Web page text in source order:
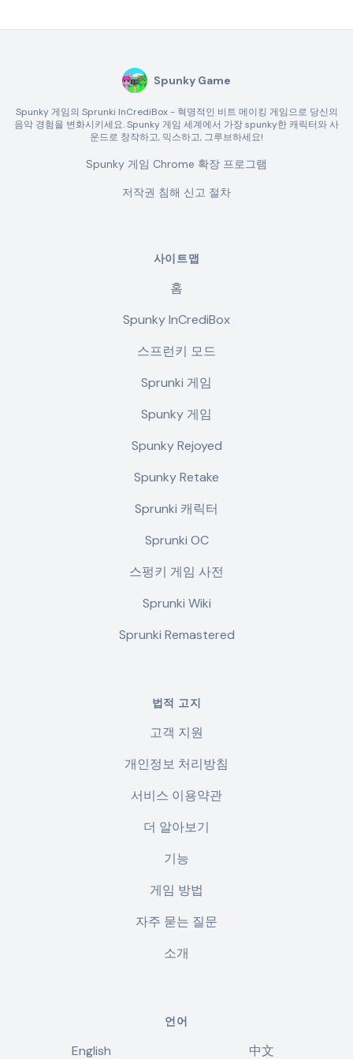
Spunky Game
Spunky 게임의 Sprunki InCrediBox - 혁명적인 비트 메이킹 게임으로 당신의
음악 경험을 변화시키세요. Spunky 게임 세계에서 가장 spunky한 캐릭터와 사
운드로 창작하고, 믹스하고, 그루브하세요!
Spunky 게임 Chrome 확장 프로그램
저작권 침해 신고 절차
사이트맵
홈
Spunky InCrediBox
스프런키 모드
Sprunki 게임
Spunky 게임
Spunky Rejoyed
Spunky Retake
Sprunki 캐릭터
Sprunki OC
스펑키 게임 사전
Sprunki Wiki
Sprunki Remastered
법적 고지
고객 지원
개인정보 처리방침
서비스 이용약관
더 알아보기
기능
게임 방법
자주 묻는 질문
소개
언어
English 中文